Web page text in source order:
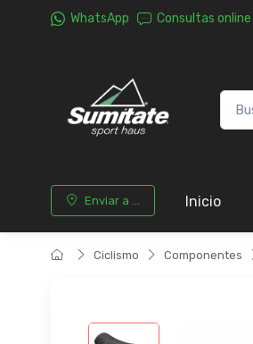
WhatsApp Consultas online
Enviar a ... Inicio
Ciclismo Componentes